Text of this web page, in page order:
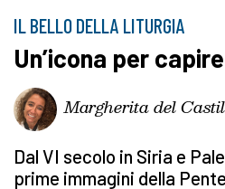
IL BELLO DELLA LITURGIA
Un’icona per
Margherita del
Dal VI secolo in Siria e
prime immagini della